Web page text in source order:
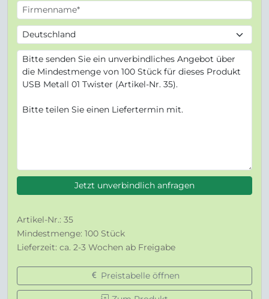
Jetzt unverbindlich anfragen
Artikel-Nr.: 35
Mindestmenge: 100 Stück
Lieferzeit: ca. 2-3 Wochen ab Freigabe
Preistabelle öffnen